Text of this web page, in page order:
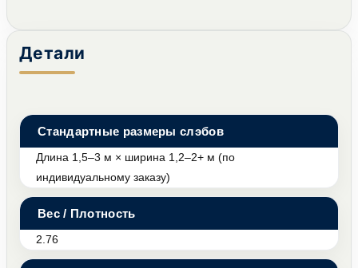
Детали
Стандартные размеры слэбов
Длина 1,5–3 м × ширина 1,2–2+ м (по
индивидуальному заказу)
Вес / Плотность
2.76